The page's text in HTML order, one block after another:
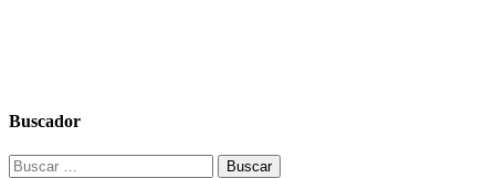
Buscador
Buscar: